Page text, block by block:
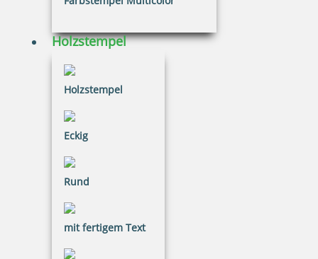
Holzstempel
Holzstempel
Eckig
Rund
mit fertigem Text
inkl. 20.00 % Mwst.